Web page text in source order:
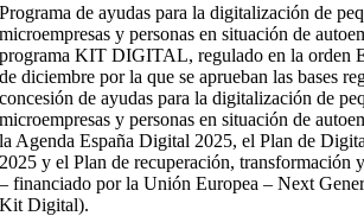
Programa de ayudas para la digitalización de
microempresas y personas en situación de
programa KIT DIGITAL, regulado en la orden
de diciembre por la que se aprueban las bases
concesión de ayudas para la digitalización de
microempresas y personas en situación de
la Agenda España Digital 2025, el Plan de
2025 y el Plan de recuperación, transformación
– financiado por la Unión Europea – Next
Kit Digital).